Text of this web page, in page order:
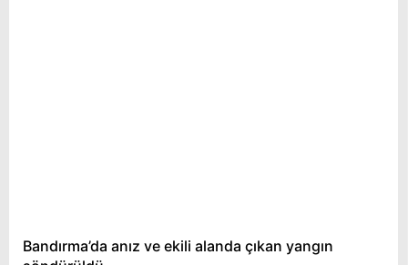
Bandırma’da anız ve ekili alanda çıkan yangın